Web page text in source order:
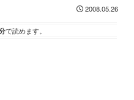
2008.05.26
で読めます。